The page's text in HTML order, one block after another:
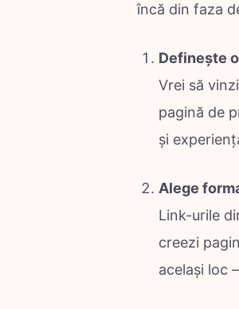
încă din faza
Definește
Vrei să
pagină de
și
Alege
Link-urile
creezi
același loc